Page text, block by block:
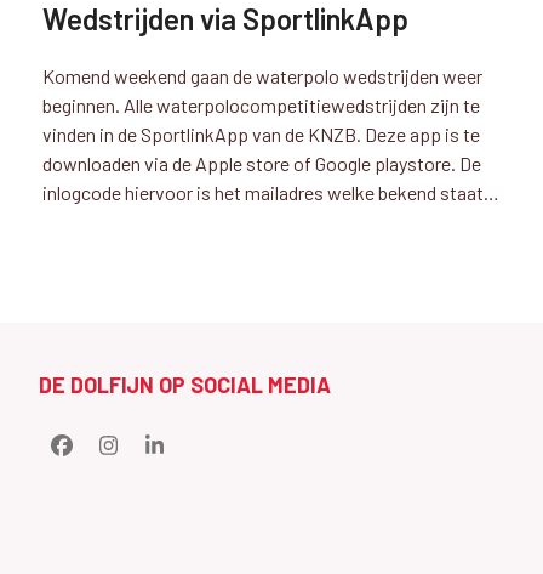
Wedstrijden via SportlinkApp
Komend weekend gaan de waterpolo wedstrijden weer
beginnen. Alle waterpolocompetitiewedstrijden zijn te
vinden in de SportlinkApp van de KNZB. Deze app is te
downloaden via de Apple store of Google playstore. De
inlogcode hiervoor is het mailadres welke bekend staat…
DE DOLFIJN OP SOCIAL MEDIA
FacebookInstagramLinkedIn